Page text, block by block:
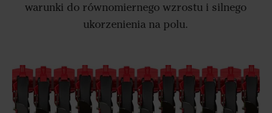
warunki do równomiernego wzrostu i silnego
ukorzenienia na polu.